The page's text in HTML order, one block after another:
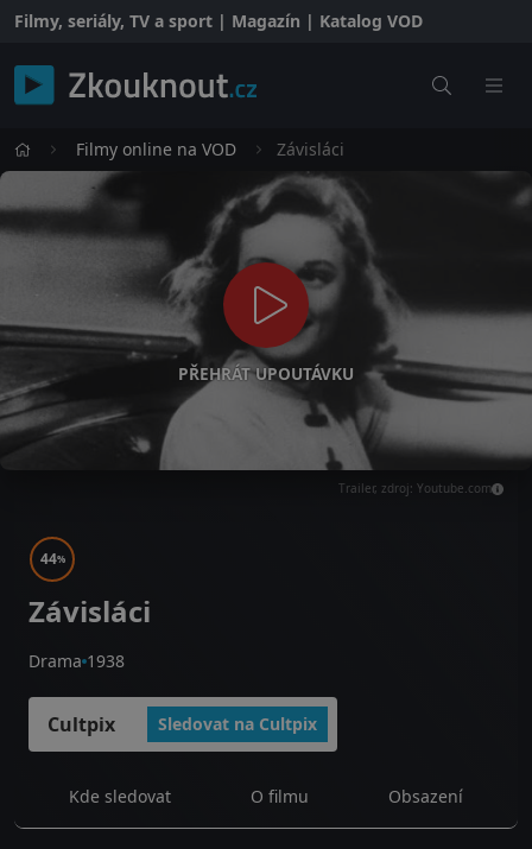
Filmy, seriály, TV a sport | Magazín | Katalog VOD
Filmy online na VOD Závisláci
PŘEHRÁT UPOUTÁVKU
Trailer, zdroj: Youtube.com
44%
Závisláci
Drama 1938
Cultpix Sledovat na Cultpix
Kde sledovat O filmu Obsazení